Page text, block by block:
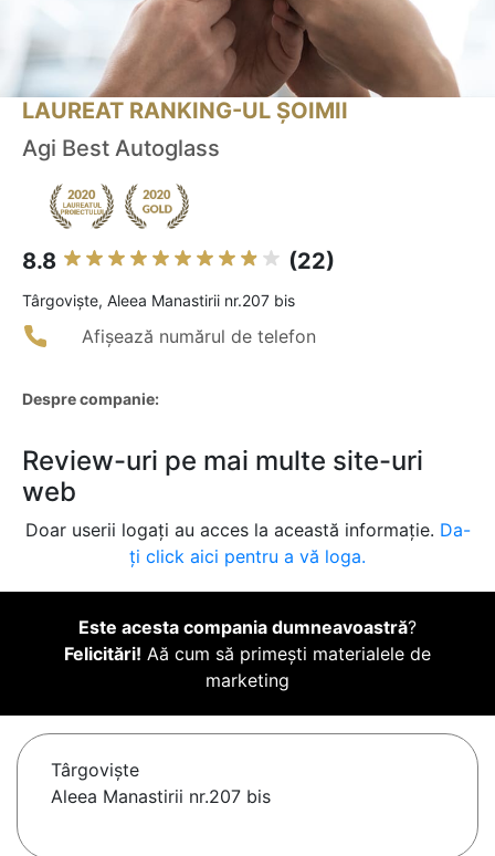
LAUREAT RANKING-UL ȘOIMII
Agi Best Autoglass
8.8 (22)
Târgovişte, Aleea Manastirii nr.207 bis
Afișează numărul de telefon
Despre companie:
Review-uri pe mai multe site-uri
web
Doar userii logați au acces la această informație. Da-
ți click aici pentru a vă loga.
Este acesta compania dumneavoastră?
Felicitări! Aă cum să primești materialele de
marketing
Târgovişte
Aleea Manastirii nr.207 bis